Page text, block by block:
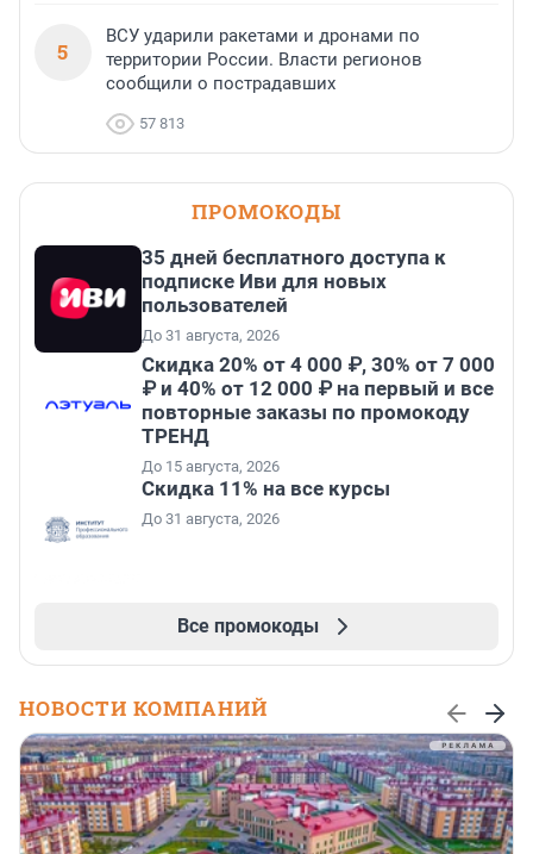
5
ВСУ ударили ракетами и дронами по
территории России. Власти регионов
сообщили о пострадавших
57 813
ПРОМОКОДЫ
35 дней бесплатного доступа к
подписке Иви для новых
пользователей
До 31 августа, 2026
Скидка 20% от 4 000 ₽, 30% от 7 000
₽ и 40% от 12 000 ₽ на первый и все
повторные заказы по промокоду
ТРЕНД
До 15 августа, 2026
Скидка 11% на все курсы
До 31 августа, 2026
Все промокоды
НОВОСТИ КОМПАНИЙ